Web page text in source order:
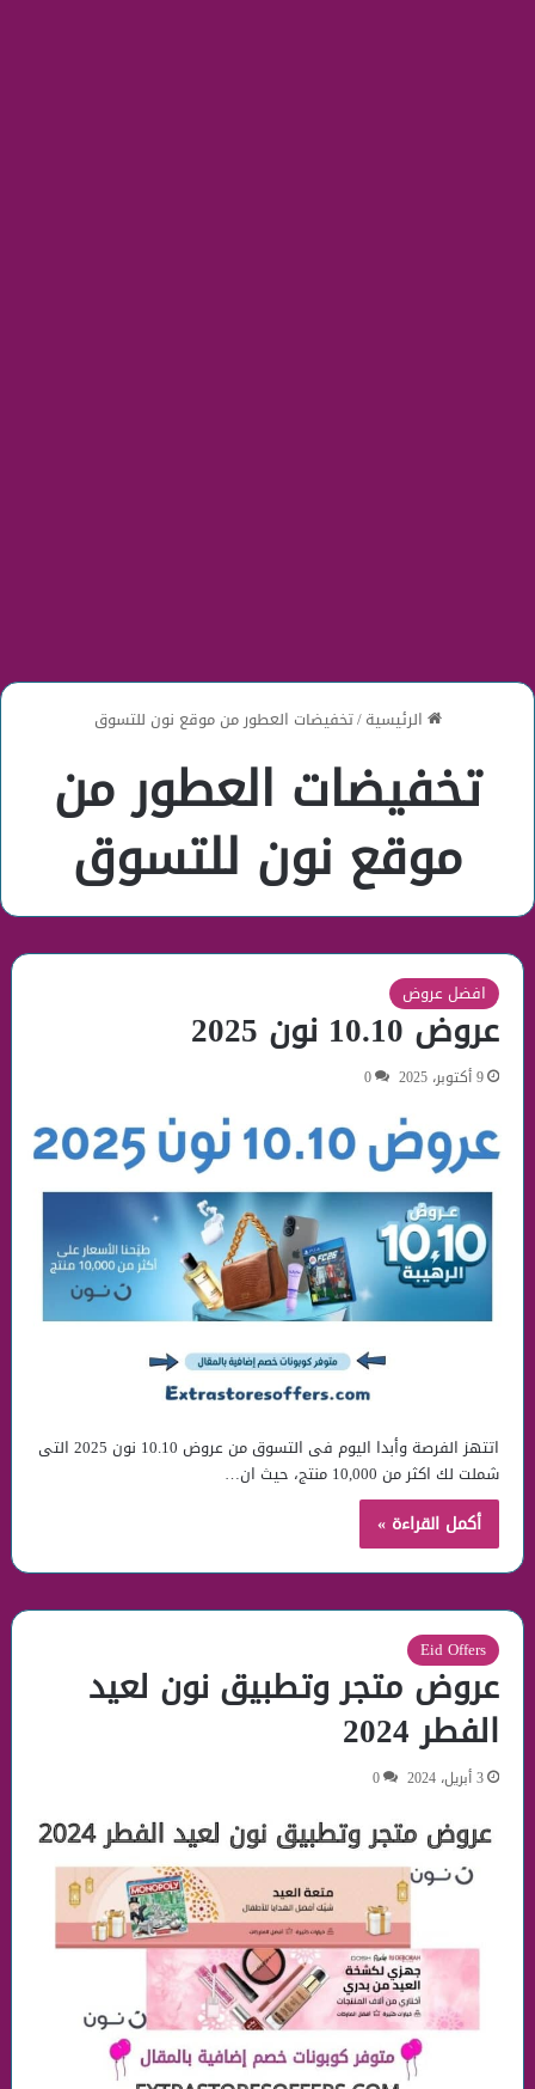
الرئيسية/تخفيضات العطور من موقع نون للتسوق
تخفيضات العطور من
موقع نون للتسوق
افضل عروض
عروض 10.10 نون 2025
9 أكتوبر، 2025 0
اتتهز الفرصة وأبدا اليوم فى التسوق من عروض 10.10 نون 2025 التى
شملت لك اكثر من 10,000 منتج، حيث ان…
أكمل القراءة »
Eid Offers
عروض متجر وتطبيق نون لعيد
الفطر 2024
3 أبريل، 2024 0